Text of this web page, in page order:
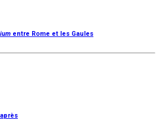
entre Rome et les Gaules